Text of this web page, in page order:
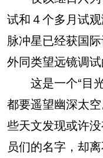
试和４个多月试
脉冲星已经获国
外同类望远镜调试
这是一个“目光
都要遥望幽深太
些天文发现或许
员们的名字，却